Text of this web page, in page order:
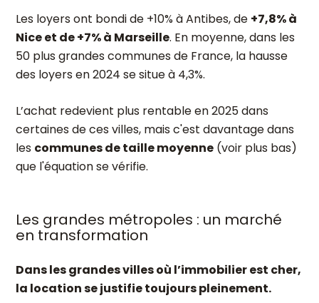
Les loyers ont bondi de +10% à Antibes, de +7,8% à
Nice et de +7% à Marseille. En moyenne, dans les
50 plus grandes communes de France, la hausse
des loyers en 2024 se situe à 4,3%.
L’achat redevient plus rentable en 2025 dans
certaines de ces villes, mais c'est davantage dans
les communes de taille moyenne (voir plus bas)
que l'équation se vérifie.
Les grandes métropoles : un marché
en transformation
Dans les grandes villes où l’immobilier est cher,
la location se justifie toujours pleinement.